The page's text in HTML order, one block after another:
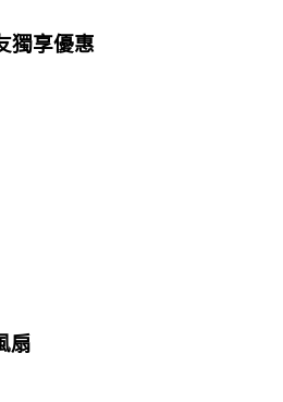
獨享優惠
扇